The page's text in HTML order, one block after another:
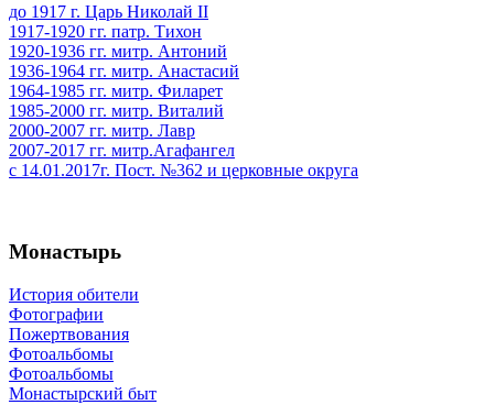
до 1917 г. Царь Николай II
1917-1920 гг. патр. Тихон
1920-1936 гг. митр. Антоний
1936-1964 гг. митр. Анастасий
1964-1985 гг. митр. Филарет
1985-2000 гг. митр. Виталий
2000-2007 гг. митр. Лавр
2007-2017 гг. митр.Агафангел
с 14.01.2017г. Пост. №362 и церковные округа
Монастырь
История обители
Фотографии
Пожертвования
Фотоальбомы
Фотоальбомы
Монастырский быт